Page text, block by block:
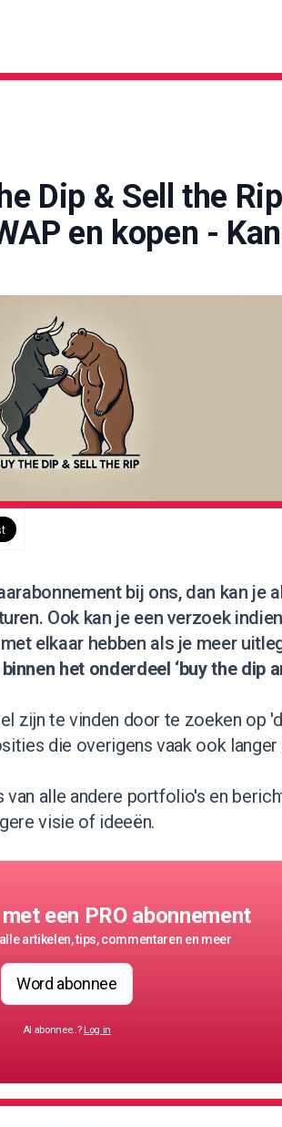
Dip & Sell the
en kopen -
bij ons, dan kan je
Ook kan je een verzoek
elkaar hebben als je meer
het onderdeel ‘buy the dip
zijn te vinden door te zoeken op '
die overigens vaak ook
alle andere portfolio's en
visie of ideeën.
een PRO abonnement
artikelen, tips, commentaren en meer
Word abonnee
Al abonnee..? Log in